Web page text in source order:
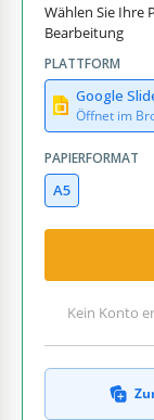
Wählen Sie Ihre
Bearbeitung
PLATTFORM
Google
Öffnet im
PAPIERFORMAT
A5
Kein Konto